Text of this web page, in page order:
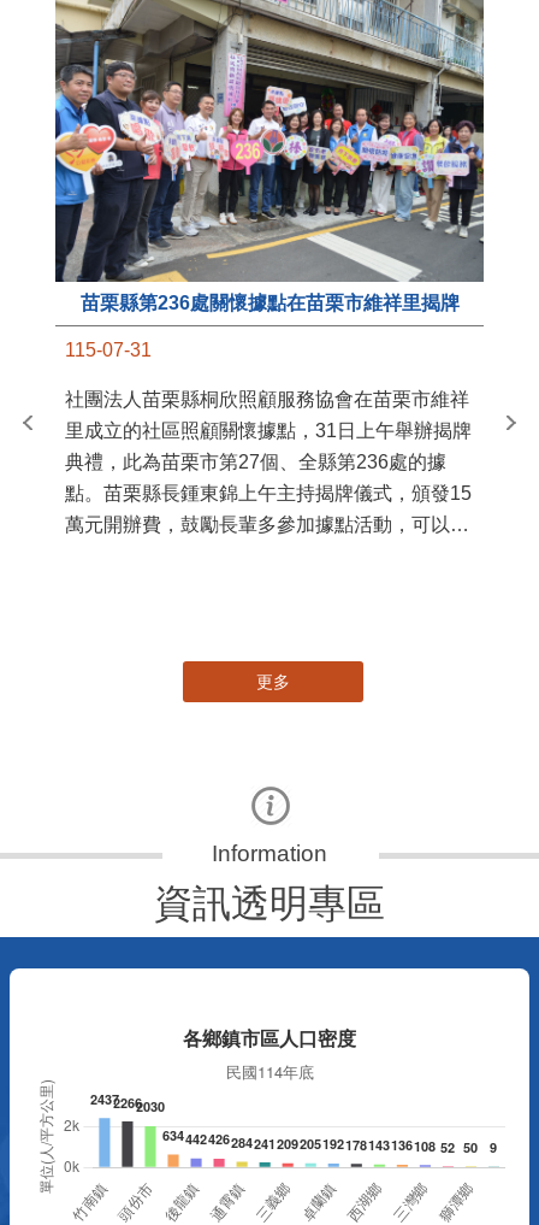
苗栗縣第236處關懷據點在苗栗市維祥里揭牌
115-07-31
社團法人苗栗縣桐欣照顧服務協會在苗栗市維祥
里成立的社區照顧關懷據點，31日上午舉辦揭牌
典禮，此為苗栗市第27個、全縣第236處的據
點。苗栗縣長鍾東錦上午主持揭牌儀式，頒發15
萬元開辦費，鼓勵長輩多參加據點活動，可以更
苗
更多
資訊透明專區